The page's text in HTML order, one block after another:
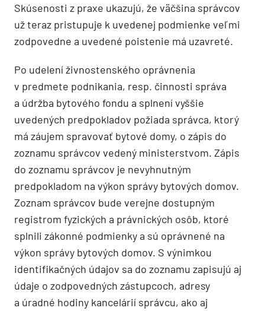
Skúsenosti z praxe ukazujú, že väčšina správcov
už teraz pristupuje k uvedenej podmienke veľmi
zodpovedne a uvedené poistenie má uzavreté.
Po udelení živnostenského oprávnenia
v predmete podnikania, resp. činnosti správa
a údržba bytového fondu a splnení vyššie
uvedených predpokladov požiada správca, ktorý
má záujem spravovať bytové domy, o zápis do
zoznamu správcov vedený ministerstvom. Zápis
do zoznamu správcov je nevyhnutným
predpokladom na výkon správy bytových domov.
Zoznam správcov bude verejne dostupným
registrom fyzických a právnických osôb, ktoré
splnili zákonné podmienky a sú oprávnené na
výkon správy bytových domov. S výnimkou
identifikačných údajov sa do zoznamu zapisujú aj
údaje o zodpovedných zástupcoch, adresy
a úradné hodiny kancelárií správcu, ako aj